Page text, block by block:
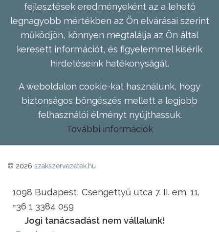
fejlesztések eredményeként az a lehető
legnagyobb mértékben az Ön elvárásai szerint
működjön, könnyen megtalálja az Ön által
keresett információt, és figyelemmel kísérik
hirdetéseink hatékonyságát.
A weboldalon cookie-kat használunk, hogy
biztonságos böngészés mellett a legjobb
felhasználói élményt nyújthassuk.
További információk
© 2026 szakszervezetek.hu
1098 Budapest, Csengettyű utca 7. II. em. 11.
+36 1 3384 059
Jogi tanácsadást nem vállalunk!